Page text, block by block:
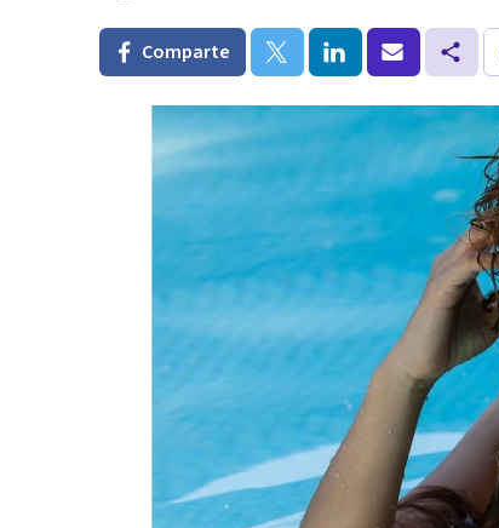
Comparte